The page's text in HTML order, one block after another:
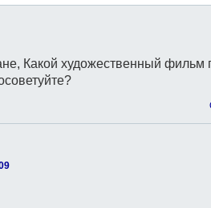
Какой художественный фильм